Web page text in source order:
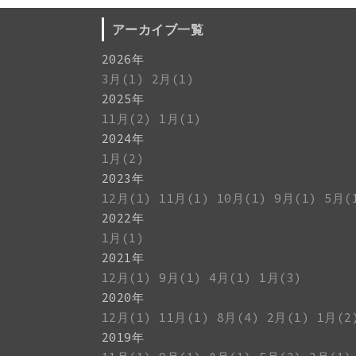
アーカイブ一覧
2026年
3月(1)
2月(1)
2025年
11月(2)
1月(1)
2024年
1月(2)
2023年
12月(1)
11月(1) 10月(1) 9月(1) 5月
2022年
1月(1)
2021年
12月(1)
9月(1) 4月(1)
1月(3)
2020年
12月(1)
11月(1) 8月(4) 2月(1)
1月(2)
2019年